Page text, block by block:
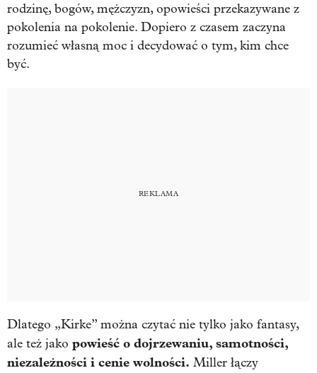
rodzinę, bogów, mężczyzn, opowieści przekazywane z
pokolenia na pokolenie. Dopiero z czasem zaczyna
rozumieć własną moc i decydować o tym, kim chce
być.
Dlatego „Kirke” można czytać nie tylko jako fantasy,
ale też jako powieść o dojrzewaniu, samotności,
niezależności i cenie wolności. Miller łączy